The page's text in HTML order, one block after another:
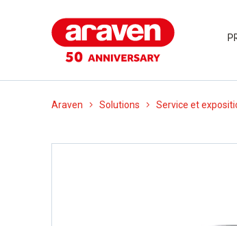
Araven Solutions Service et